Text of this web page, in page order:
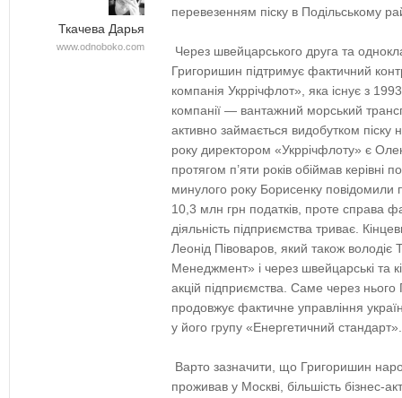
Ткачева Дарья
www.odnoboko.com
перевезенням піску в Подільському
Через швейцарського друга та
Григоришин підтримує фактичний
компанія Укррічфлот», яка існує з
компанії — вантажний морський
активно займається видобутком піску
року директором «Укррічфлоту» є
протягом п’яти років обіймав керівні
минулого року Борисенку повідомили
10,3 млн грн податків, проте справа
діяльність підприємства триває.
Леонід Півоваров, який також
Менеджмент» і через швейцарські та
акцій підприємства. Саме через нього
продовжує фактичне управління
у його групу «Енергетичний
Варто зазначити, що Григоришин
проживав у Москві, більшість бізнес-